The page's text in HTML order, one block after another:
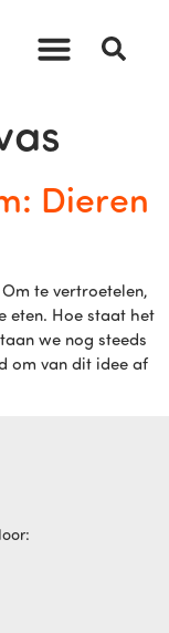
Dieren
te vertroetelen,
eten. Hoe staat het
we nog steeds
om van dit idee af